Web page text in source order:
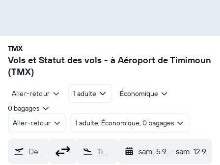
TMX
Vols et Statut des vols - à Aéroport de Timimoun
(TMX)
Aller-retour 1 adulte
Économique
0 bagages
Aller-retour
1 adulte, Économique, 0 bagages
De… Timimoun (TMX) sam. 5.9. - sam. 12.9.